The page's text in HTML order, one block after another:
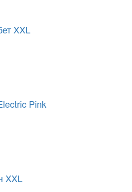
XXL
Pink
XXL